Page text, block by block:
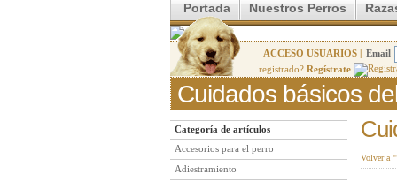
Portada Nuestros Perros
ACCESO USUARIOS | Email
registrado? Regístrate
Cuidados básicos
Categoría de artículos
Accesorios para el perro
Adiestramiento
Volver a